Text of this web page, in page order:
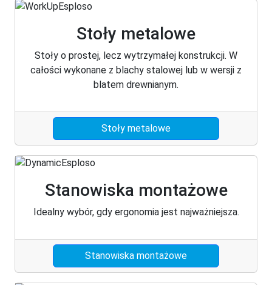
Stoły metalowe
Stoły o prostej, lecz wytrzymałej konstrukcji. W
całości wykonane z blachy stalowej lub w wersji z
blatem drewnianym.
Stoły metalowe
Stanowiska montażowe
Idealny wybór, gdy ergonomia jest najważniejsza.
Stanowiska montażowe